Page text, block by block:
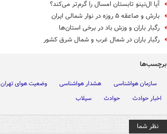
آیا ال‌نینو تابستان امسال را گرم‌تر می‌کند؟
بارش و صاعقه ۵ روزه در نوار شمالی ایران
رگبار باران و وزش باد در برخی استان‌ها
رگبار باران در شمال غرب و شمال شرق کشور
برچسب‌ها
سازمان هواشناسی هشدار هواشناسی وضعیت هوای تهران
اخبار حوادث
حوادث سیلاب
نظر شما